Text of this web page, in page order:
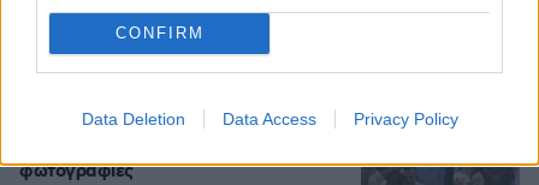
CONFIRM
Data Deletion Data Access Privacy Policy
09.08.2026, 08:01
Η Βαλέρια Χοψονίδου βάφτισε τον γιο
φωτογραφίες